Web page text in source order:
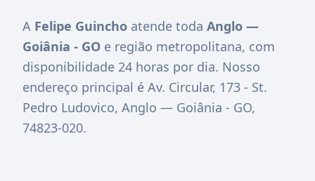
A Felipe Guincho atende toda Anglo —
Goiânia - GO e região metropolitana, com
disponibilidade 24 horas por dia. Nosso
endereço principal é Av. Circular, 173 - St.
Pedro Ludovico, Anglo — Goiânia - GO,
74823-020.